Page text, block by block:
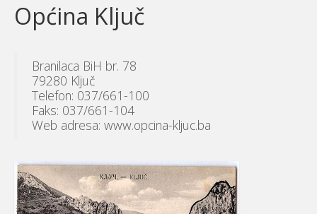
Općina Ključ
Branilaca BiH br. 78
79280 Ključ
Telefon: 037/661-100
Faks: 037/661-104
Web adresa: www.opcina-kljuc.ba